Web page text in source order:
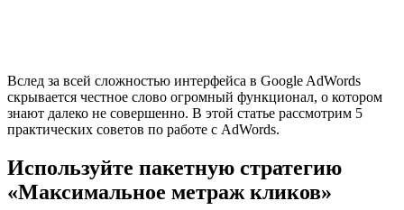
Вслед за всей сложностью интерфейса в Google AdWords
скрывается честное слово огромный функционал, о котором
знают далеко не совершенно. В этой статье рассмотрим 5
практических советов по работе с AdWords.
Используйте пакетную стратегию
«Максимальное метраж кликов»